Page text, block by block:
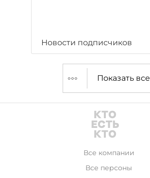
Новости подписчиков
Показать все
Все компании
Все персоны